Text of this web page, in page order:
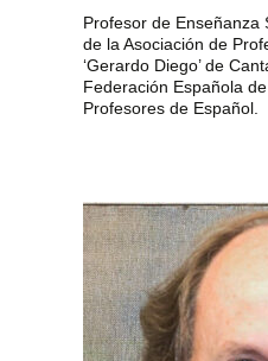
Profesor de Enseñanza
de la Asociación de
‘Gerardo Diego’ de
Federación Española
Profesores de Español.